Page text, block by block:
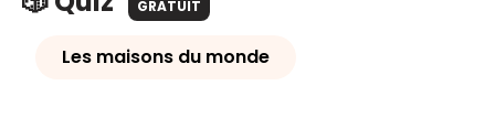
GRATUIT
Les maisons du monde